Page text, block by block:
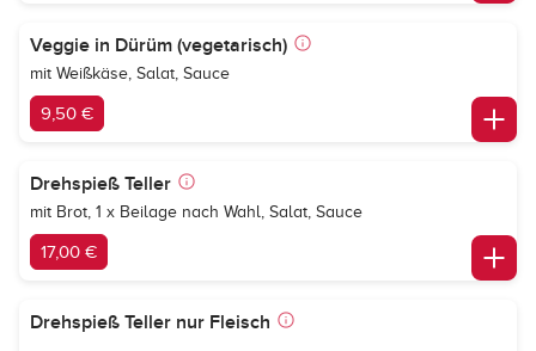
Veggie in Dürüm (vegetarisch)
mit Weißkäse, Salat, Sauce
9,50 €
Drehspieß Teller
mit Brot, 1 x Beilage nach Wahl, Salat, Sauce
17,00 €
Drehspieß Teller nur Fleisch